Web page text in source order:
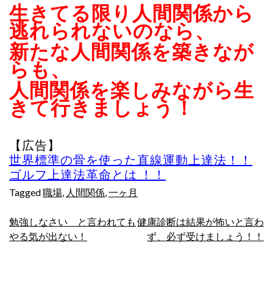
生きてる限り人間関係から
逃れられないのなら、
新たな人間関係を築きなが
らも、
人間関係を楽しみながら生
きて行きましょう！
【広告】
世界標準の骨を使った直線運動上達法！！
ゴルフ上達法革命とは ！！
Tagged職場, 人間関係,一ヶ月
投
稿
勉強しなさい と言われても
やる気が出ない！
健康診断は結果が怖いと言わ
ず、必ず受けましょう！！